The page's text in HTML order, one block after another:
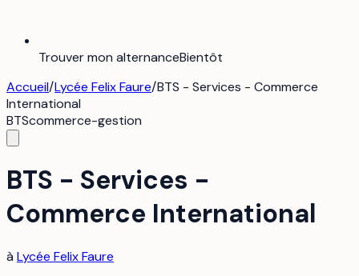
Trouver mon alternanceBientôt
Accueil/Lycée Felix Faure/BTS - Services - Commerce
International
BTScommerce-gestion
BTS - Services -
Commerce International
à Lycée Felix Faure